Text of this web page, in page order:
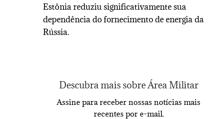
Estônia reduziu significativamente sua
dependência do fornecimento de energia da
Rússia.
Descubra mais sobre Área Militar
Assine para receber nossas notícias mais
recentes por e-mail.